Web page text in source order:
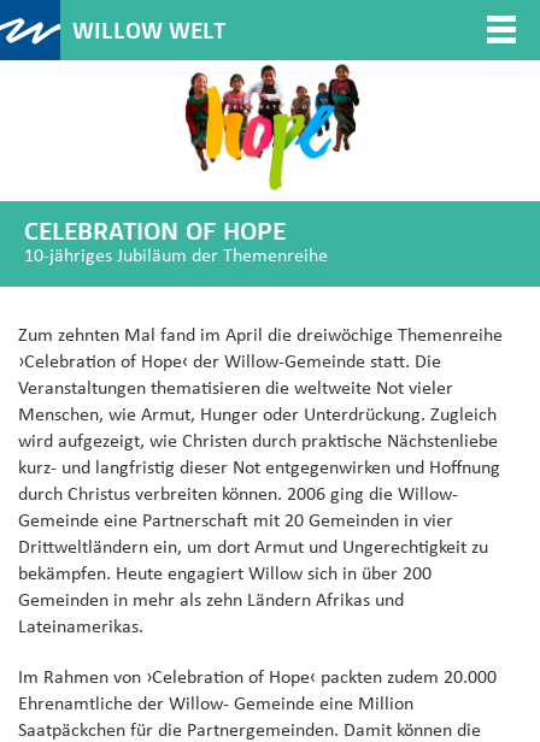
WILLOW WELT
CELEBRATION OF HOPE
10-jähriges Jubiläum der Themenreihe
Zum zehnten Mal fand im April die dreiwöchige Themenreihe
›Celebration of Hope‹ der Willow-Gemeinde statt. Die
Veranstaltungen thematisieren die weltweite Not vieler
Menschen, wie Armut, Hunger oder Unterdrückung. Zugleich
wird aufgezeigt, wie Christen durch praktische Nächstenliebe
kurz- und langfristig dieser Not entgegenwirken und Hoffnung
durch Christus verbreiten können. 2006 ging die Willow-
Gemeinde eine Partnerschaft mit 20 Gemeinden in vier
Drittweltländern ein, um dort Armut und Ungerechtigkeit zu
bekämpfen. Heute engagiert Willow sich in über 200
Gemeinden in mehr als zehn Ländern Afrikas und
Lateinamerikas.
Im Rahmen von ›Celebration of Hope‹ packten zudem 20.000
Ehrenamtliche der Willow- Gemeinde eine Million
Saatpäckchen für die Partnergemeinden. Damit können die